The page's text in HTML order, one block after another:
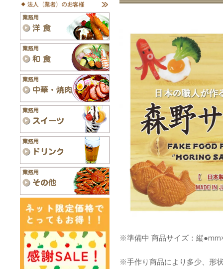
※準備中 商品サイズ：縦
※手作り商品により多少、形